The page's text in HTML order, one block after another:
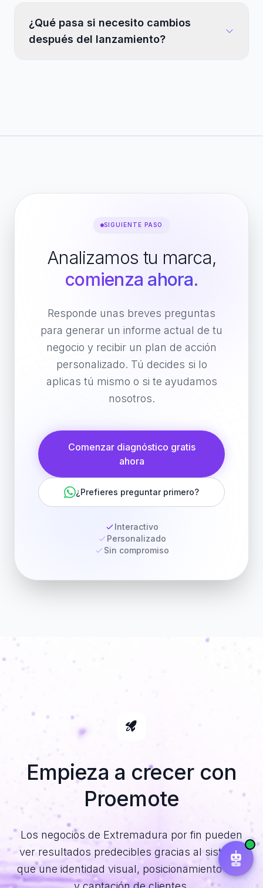
¿Qué pasa si necesito cambios
después del lanzamiento?
SIGUIENTE PASO
Analizamos tu marca,
comienza ahora.
Responde unas breves preguntas
para generar un informe actual de tu
negocio y recibir un plan de acción
personalizado. Tú decides si lo
aplicas tú mismo o si te ayudamos
nosotros.
Comenzar diagnóstico gratis
ahora
¿Prefieres preguntar primero?
Interactivo
Personalizado
Sin compromiso
Empieza a crecer con
Proemote
Los negocios de Extremadura por fin pueden
ver resultados predecibles gracias al sistema
que une identidad visual, posicionamiento web